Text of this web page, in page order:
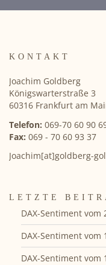
KONTAKT
Joachim Goldberg
Königswarterstraße 3
60316 Frankfurt am
Telefon: 069-70 60 90
Fax: 069 - 70 60 93 37
Joachim[at]goldberg-
LETZTE
DAX-Sentiment vom
DAX-Sentiment vom
DAX-Sentiment vom